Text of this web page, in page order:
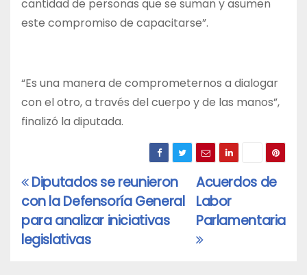
cantidad de personas que se suman y asumen
este compromiso de capacitarse”.
“Es una manera de comprometernos a dialogar
con el otro, a través del cuerpo y de las manos”,
finalizó la diputada.
Navegación
de
entradas
Acuerdos de
Labor
Parlamentaria
Diputados se reunieron
con la Defensoría General
para analizar iniciativas
legislativas